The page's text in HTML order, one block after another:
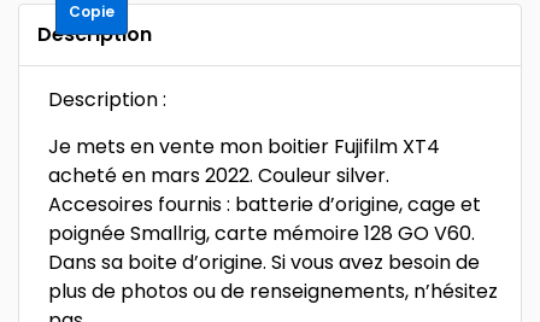
Copie
Description
Description :
Je mets en vente mon boitier Fujifilm XT4
acheté en mars 2022. Couleur silver.
Accesoires fournis : batterie d’origine, cage et
poignée Smallrig, carte mémoire 128 GO V60.
Dans sa boite d’origine. Si vous avez besoin de
plus de photos ou de renseignements, n’hésitez